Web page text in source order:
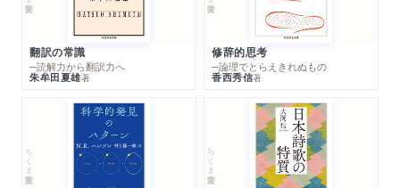
翻訳の常識
─読解力から翻訳力へ
朱牟田夏雄著
修辞的思考
─論理でとらえきれぬもの
香西秀信著
ちくま学芸文庫 ちくま学芸文庫